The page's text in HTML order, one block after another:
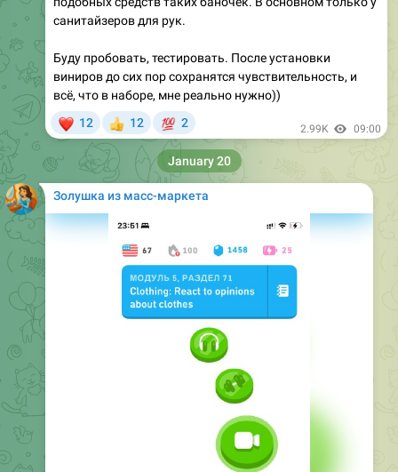
Буду пробовать, тестировать. После установки
всё, что в наборе, мне реально нужно))
12 12
💯
2
Золушка из масс-маркета
January 20